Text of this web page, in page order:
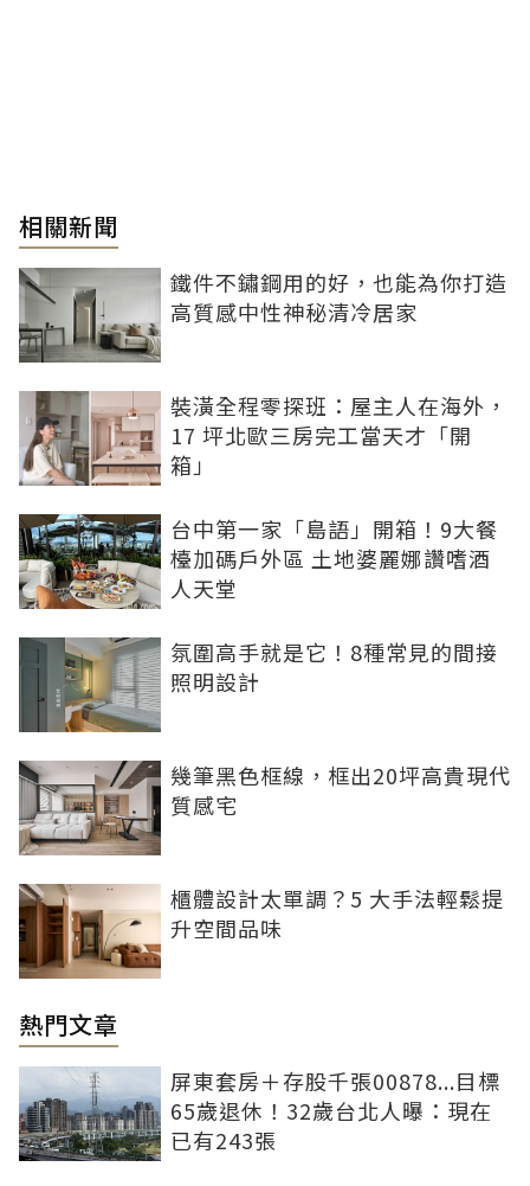
相關新聞
鐵件不鏽鋼用的好，也能為你打造
高質感中性神秘清冷居家
裝潢全程零探班：屋主人在海外，
17 坪北歐三房完工當天才「開
箱」
台中第一家「島語」開箱！9大餐
檯加碼戶外區 土地婆麗娜讚嗜酒
人天堂
氛圍高手就是它！8種常見的間接
照明設計
幾筆黑色框線，框出20坪高貴現代
質感宅
櫃體設計太單調？5 大手法輕鬆提
升空間品味
熱門文章
屏東套房＋存股千張00878...目標
65歲退休！32歲台北人曝：現在
已有243張